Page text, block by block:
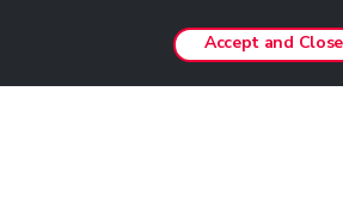
Accept and Close